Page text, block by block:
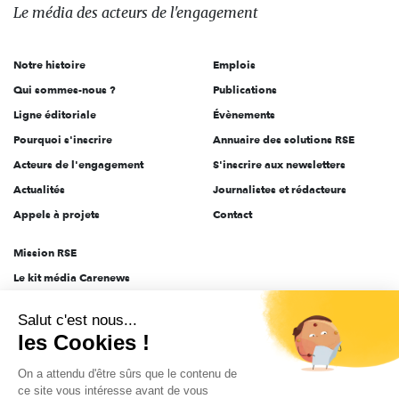
des
l'engagement
Le média des acteurs de l'engagement
Notre histoire
Qui sommes-nous ?
Ligne éditoriale
Pourquoi s'inscrire
Acteurs de l'engagement
Actualités
Appels à projets
Emplois
Publications
Évènements
Annuaire des solutions RSE
S'inscrire aux newsletters
Journalistes et rédacteurs
Contact
Mission RSE
Le kit média Carenews
AEF info
Novethic
PRODURABLE
Salut c'est nous...
les Cookies !
On a attendu d'être sûrs que le contenu de
ce site vous intéresse avant de vous